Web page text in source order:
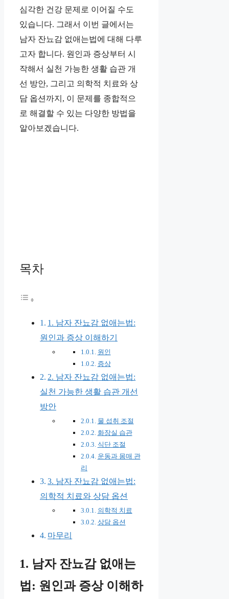
심각한 건강 문제로 이어질 수도
있습니다. 그래서 이번 글에서는
남자 잔뇨감 없애는법에 대해 다루
고자 합니다. 원인과 증상부터 시
작해서 실천 가능한 생활 습관 개
선 방안, 그리고 의학적 치료와 상
담 옵션까지, 이 문제를 종합적으
로 해결할 수 있는 다양한 방법을
알아보겠습니다.
목차
1. 남자 잔뇨감 없애는법:
원인과 증상 이해하기
원인
증상
2. 남자 잔뇨감 없애는법:
실천 가능한 생활 습관 개선
방안
물 섭취 조절
화장실 습관
식단 조절
운동과 몸매 관
리
3. 남자 잔뇨감 없애는법:
의학적 치료와 상담 옵션
의학적 치료
상담 옵션
마무리
1. 남자 잔뇨감 없애는
법: 원인과 증상 이해하